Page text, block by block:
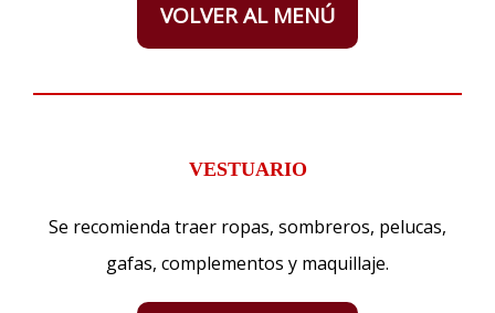
VOLVER AL MENÚ
VESTUARIO
Se recomienda traer ropas, sombreros, pelucas,
gafas, complementos y maquillaje.